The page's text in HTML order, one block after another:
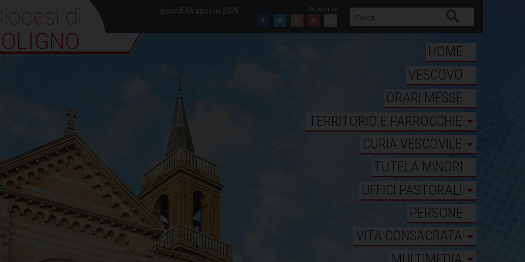
giovedì 06 agosto 2026
Facebook
Twitter
FeedYoutube
Mail
di Foligno
HOME
VESCOVO
ORARI MESSE
TERRITORIO E PARROCCHIE
CURIA VESCOVILE
TUTELA MINORI
UFFICI PASTORALI
PERSONE
VITA CONSACRATA